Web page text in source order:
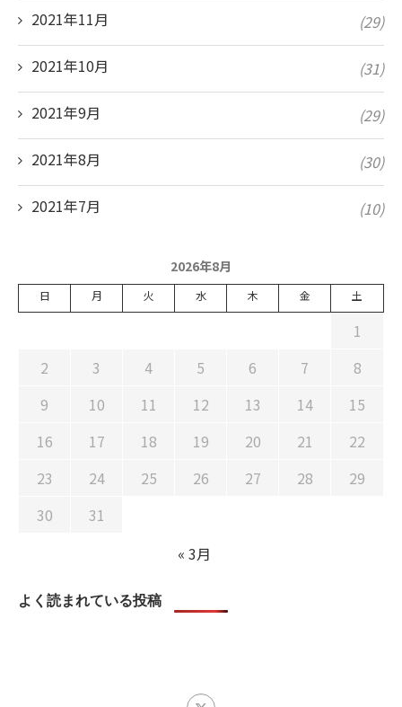
2021年11月 (29)
2021年10月 (31)
2021年9月 (29)
2021年8月 (30)
2021年7月 (10)
2026年8月
日 月 火 水 木 金 土
1
2
3 4 5 6 7
8
9
10 11 12 13 14
15
16
17 18 19 20 21
22
23
24 25 26 27 28
29
30
31
« 3月
よく読まれている投稿